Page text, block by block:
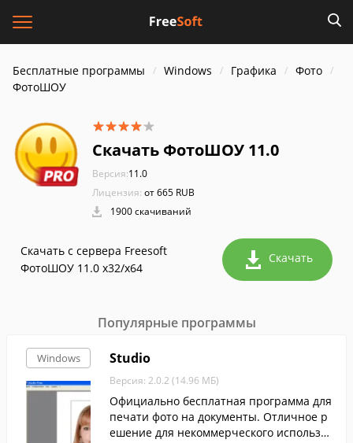
Бесплатные программы Windows Графика
Фото
ФотоШОУ
Скачать ФотоШОУ 11.0
Версия:11.0
Лицензия: от 665 RUB
1900 скачиваний
Скачать с сервера Freesoft
ФотоШОУ 11.0 x32/x64
Скачать
Популярные программы
Windows Studio
Версия: 2.0.2 (14.96 МБ)
Официально бесплатная программа для
печати фото на документы. Отличное р
ешение для некоммерческого использов